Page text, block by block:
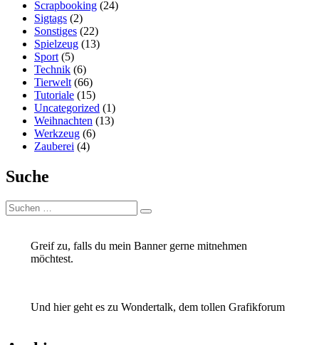
Scrapbooking (24)
Sigtags (2)
Sonstiges (22)
Spielzeug (13)
Sport(5)
Technik (6)
Tierwelt(66)
Tutoriale (15)
Uncategorized (1)
Weihnachten (13)
Werkzeug (6)
Zauberei (4)
Suche
Suchen
nach:
Suchen
Greif zu, falls du mein Banner gerne mitnehmen
möchtest.
Und hier geht es zu Wondertalk, dem tollen Grafikforum